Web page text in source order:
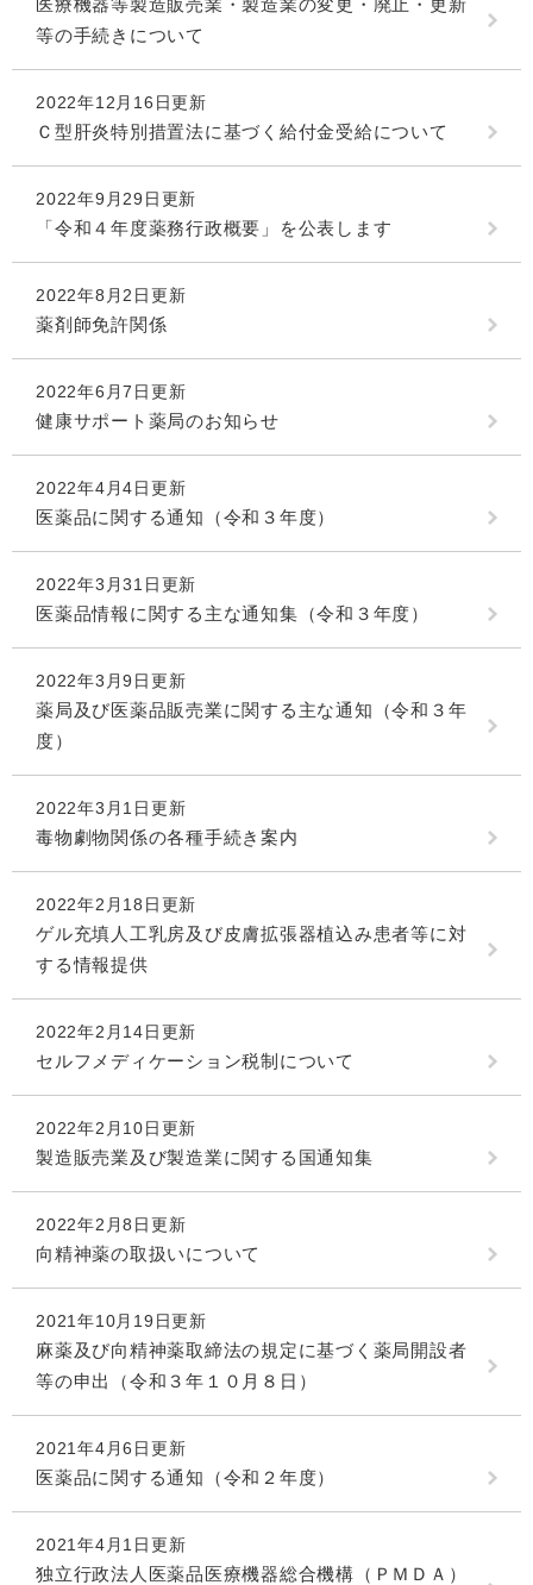
等の手続きについて
2022年12月16日更新
Ｃ型肝炎特別措置法に基づく給付金受給について
2022年9月29日更新
「令和４年度薬務行政概要」を公表します
2022年8月2日更新
薬剤師免許関係
2022年6月7日更新
健康サポート薬局のお知らせ
2022年4月4日更新
医薬品に関する通知（令和３年度）
2022年3月31日更新
医薬品情報に関する主な通知集（令和３年度）
2022年3月9日更新
薬局及び医薬品販売業に関する主な通知（令和３年
度）
2022年3月1日更新
毒物劇物関係の各種手続き案内
2022年2月18日更新
ゲル充填人工乳房及び皮膚拡張器植込み患者等に対
する情報提供
2022年2月14日更新
セルフメディケーション税制について
2022年2月10日更新
製造販売業及び製造業に関する国通知集
2022年2月8日更新
向精神薬の取扱いについて
2021年10月19日更新
麻薬及び向精神薬取締法の規定に基づく薬局開設者
等の申出（令和３年１０月８日）
2021年4月6日更新
医薬品に関する通知（令和２年度）
2021年4月1日更新
独立行政法人医薬品医療機器総合機構（ＰＭＤＡ）